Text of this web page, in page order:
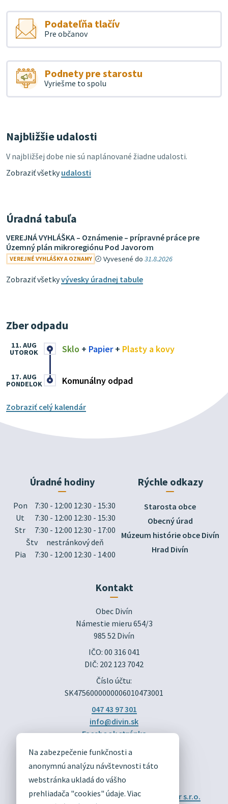
Na zabezpečenie funkčnosti a
anonymnú analýzu návštevnosti táto
webstránka ukladá do vášho
prehliadača "cookies" údaje. Viac
Podateľňa tlačív
Pre občanov
Podnety pre starostu
Vyriešme to spolu
Najbližšie udalosti
V najbližšej dobe nie sú naplánované žiadne udalosti.
Zobraziť všetkyudalosti
Úradná tabuľa
VEREJNÁ VYHLÁŠKA – Oznámenie – prípravné práce pre
Územný plán mikroregiónu Pod Javorom
VEREJNÉ VYHLÁŠKY A OZNAMY Vyvesené do31.8.2026
Zobraziť všetkyvývesky úradnej tabule
Zber odpadu
Sklo + Papier+ Plasty a kovy
11. AUG
UTOROK
Komunálny odpad
17. AUG
PONDELOK
Zobraziť celý kalendár
DIVÍN
OFICIÁLNE STRÁNKY
Technický prevádzkovateľ:Alphabet partner s.r.o.
Úradné hodiny
Pon
7:30 - 12:00 12:30 - 15:30
Ut
7:30 - 12:00 12:30 - 15:30
Str
7:30 - 12:00 12:30 - 17:00
Štv
nestránkový deň
Pia
7:30 - 12:00 12:30 - 14:00
Rýchle odkazy
Starosta obce
Obecný úrad
Múzeum histórie obce Divín
Hrad Divín
Kontakt
Obec Divín
Námestie mieru 654/3
985 52 Divín
IČO: 00 316 041
DIČ: 202 123 7042
Číslo účtu:
SK4756000000006010473001
047 43 97 301
info@divin.sk
Facebook stránka